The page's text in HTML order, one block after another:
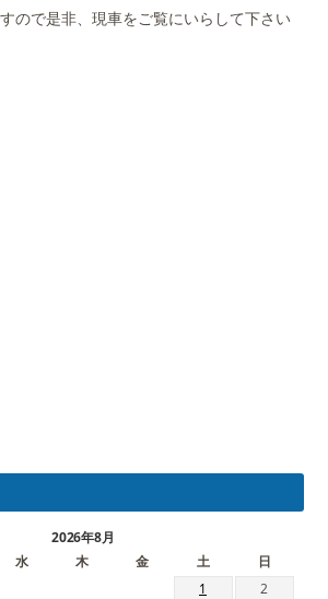
ので是非、現車をご覧にいらして下さい
2026年8月
水 木 金 土
日
1
2